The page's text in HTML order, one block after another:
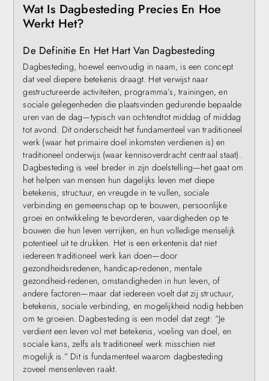
Wat Is Dagbesteding Precies En Hoe
Werkt Het?
De Definitie En Het Hart Van Dagbesteding
Dagbesteding, hoewel eenvoudig in naam, is een concept
dat veel diepere betekenis draagt. Het verwijst naar
gestructureerde activiteiten, programma’s, trainingen, en
sociale gelegenheden die plaatsvinden gedurende bepaalde
uren van de dag—typisch van ochtendtot middag of middag
tot avond. Dit onderscheidt het fundamenteel van traditioneel
werk (waar het primaire doel inkomsten verdienen is) en
traditioneel onderwijs (waar kennisoverdracht centraal staat).
Dagbesteding is veel breder in zijn doelstelling—het gaat om
het helpen van mensen hun dagelijks leven met diepe
betekenis, structuur, en vreugde in te vullen, sociale
verbinding en gemeenschap op te bouwen, persoonlijke
groei en ontwikkeling te bevorderen, vaardigheden op te
bouwen die hun leven verrijken, en hun volledige menselijk
potentieel uit te drukken. Het is een erkentenis dat niet
iedereen traditioneel werk kan doen—door
gezondheidsredenen, handicap-redenen, mentale
gezondheid-redenen, omstandigheden in hun leven, of
andere factoren—maar dat iedereen voelt dat zij structuur,
betekenis, sociale verbinding, en mogelijkheid nodig hebben
om te groeien. Dagbesteding is een model dat zegt: “Je
verdient een leven vol met betekenis, voeling van doel, en
sociale kans, zelfs als traditioneel werk misschien niet
mogelijk is.” Dit is fundamenteel waarom dagbesteding
zoveel mensenleven raakt.